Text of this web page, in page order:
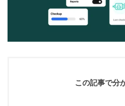
この記事で分